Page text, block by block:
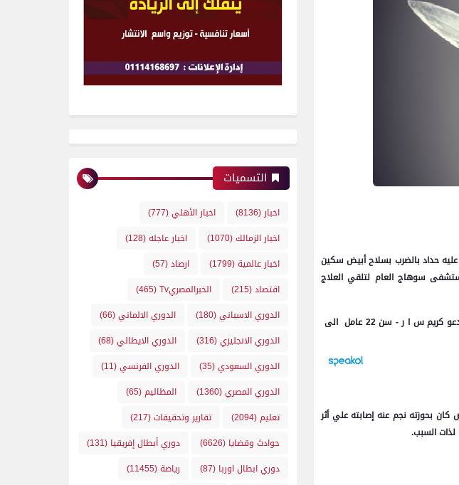
تعدى عليه حداد بالضرب بسلاح أبيض سكين
سوهاج العام لتلقي العلاج
تلقى اللواء محمد شرباش مدير أمن سوهاج خطارا من مأمور قسم أول شرطة سوهاج يفيد ورود بلاغ بوصول المدعو كريم س ا ر - سن 22 عامل الى
عليه بسلاح أبيض كان بحوزته نجم عنه إصابته علي أثر
السبب.
التسميات
اخبار (8136) اخبار الأهلي(777)
اخبار الزمالك(1070) اخبار عاجله(128)
اخبار عالمية(1799) ارصاد(57)
اقتصاد(215) الخبرالمصريTv
(465)
الدوري الاسباني(180) الدوري الالماني(66)
الدوري الانجليزي(316) الدوري الايطالي(68)
الدوري السعودي(35) الدوري الفرنسي(11)
الدوري المصري(1360) المظاليم(65)
تعليم(2094) تقارير وتحقيقات(217)
حوادث وقضايا (6626) دوري أبطال إفريقيا (131)
دوري ابطال اوربا (87) رياضة(11455)